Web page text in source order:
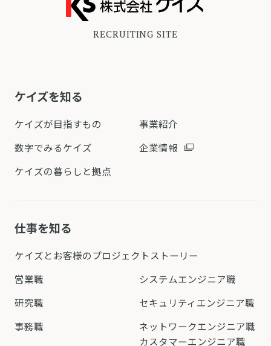
RECRUITING SITE
ケイズを知る
ケイズが目指すもの
事業紹介
数字でみるケイズ
企業情報
ケイズの暮らしと拠点
仕事を知る
ケイズとお客様のプロジェクトストーリー
営業職
システムエンジニア職
研究職
セキュリティエンジニア職
事務職
ネットワークエンジニア職
カスタマーエンジニア職